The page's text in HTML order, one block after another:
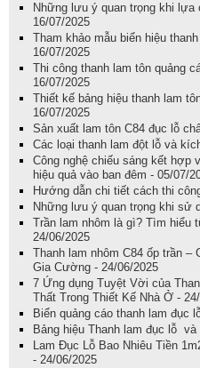
Những lưu ý quan trọng khi lựa
16/07/2025
Tham khảo mẫu biển hiệu
16/07/2025
Thi công thanh lam tôn quảng
16/07/2025
Thiết kế bảng hiệu thanh lam
16/07/2025
Sản xuất lam tôn C84 đục lỗ
Các loại thanh lam đột lỗ và
Công nghệ chiếu sáng kết hợp
hiệu quả vào ban đêm - 05/07/
Hướng dẫn chi tiết cách thi
Những lưu ý quan trọng khi sử
Trần lam nhôm là gì? Tìm hiểu
24/06/2025
Thanh lam nhôm C84 ốp trần –
Gia Cường - 24/06/2025
7 Ứng dụng Tuyệt Vời của
Thất Trong Thiết Kế Nhà Ở -
Biển quảng cáo thanh lam đục
Bảng hiệu Thanh lam đục lỗ
Lam Đục Lỗ Bao Nhiêu Tiền
- 24/06/2025